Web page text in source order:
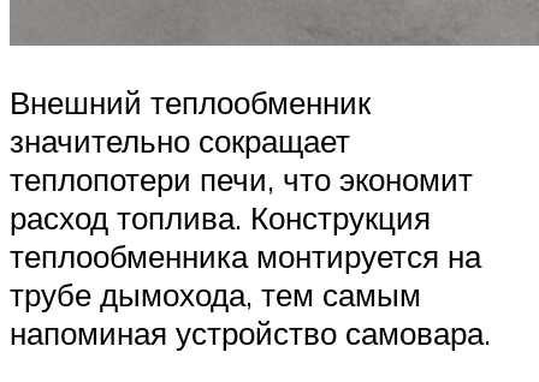
Внешний теплообменник
значительно сокращает
теплопотери печи, что экономит
расход топлива. Конструкция
теплообменника монтируется на
трубе дымохода, тем самым
напоминая устройство самовара.